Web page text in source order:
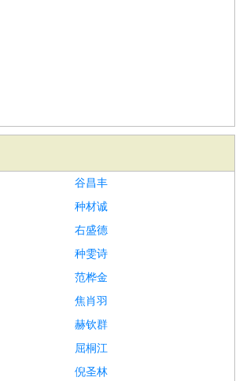
谷昌丰
种材诚
右盛德
种雯诗
范桦金
焦肖羽
赫钦群
屈桐江
倪圣林